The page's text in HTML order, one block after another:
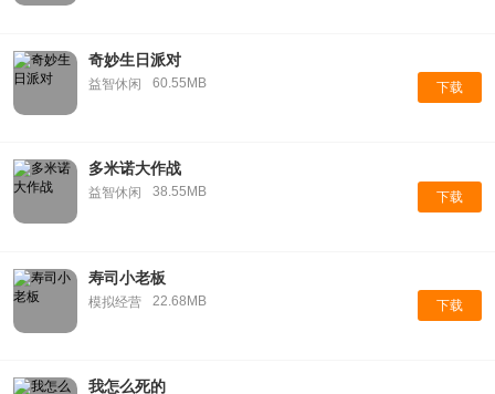
奇妙生日派对
益智休闲 60.55MB 下载
多米诺大作战
益智休闲 38.55MB 下载
寿司小老板
模拟经营 22.68MB 下载
我怎么死的